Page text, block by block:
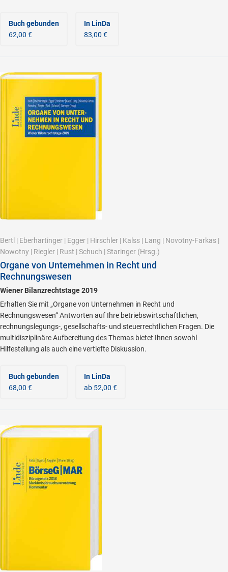
Buch gebunden
62,00 €
In LinDa
83,00 €
Bertl | Eberhartinger | Egger | Hirschler | Kalss | Lang | Novotny-Farkas |
Nowotny | Riegler | Rust | Schuch | Staringer (Hrsg.)
Organe von Unternehmen in Recht und
Rechnungswesen
Wiener Bilanzrechtstage 2019
Erhalten Sie mit „Organe von Unternehmen in Recht und
Rechnungswesen“ Antworten auf Ihre betriebswirtschaftlichen,
rechnungslegungs-, gesellschafts- und steuerrechtlichen Fragen. Die
multidisziplinäre Aufbereitung des Themas bietet Ihnen sowohl
Hilfestellung als auch eine vertiefte Diskussion.
Buch gebunden
68,00 €
In LinDa
ab 52,00 €